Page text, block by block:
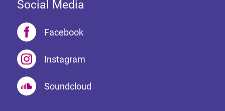
Social Media
Facebook
Instagram
Soundcloud